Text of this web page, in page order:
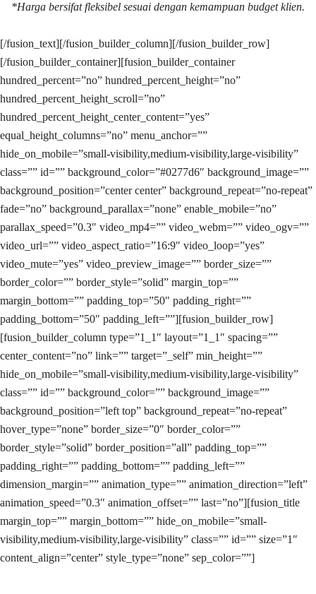
*Harga bersifat fleksibel sesuai dengan kemampuan budget klien.
[/fusion_text][/fusion_builder_column][/fusion_builder_row]
[/fusion_builder_container][fusion_builder_container
hundred_percent=”no” hundred_percent_height=”no”
hundred_percent_height_scroll=”no”
hundred_percent_height_center_content=”yes”
equal_height_columns=”no” menu_anchor=””
hide_on_mobile=”small-visibility,medium-visibility,large-visibility”
class=”” id=”” background_color=”#0277d6″ background_image=””
background_position=”center center” background_repeat=”no-repeat”
fade=”no” background_parallax=”none” enable_mobile=”no”
parallax_speed=”0.3″ video_mp4=”” video_webm=”” video_ogv=””
video_url=”” video_aspect_ratio=”16:9″ video_loop=”yes”
video_mute=”yes” video_preview_image=”” border_size=””
border_color=”” border_style=”solid” margin_top=””
margin_bottom=”” padding_top=”50″ padding_right=””
padding_bottom=”50″ padding_left=””][fusion_builder_row]
[fusion_builder_column type=”1_1″ layout=”1_1″ spacing=””
center_content=”no” link=”” target=”_self” min_height=””
hide_on_mobile=”small-visibility,medium-visibility,large-visibility”
class=”” id=”” background_color=”” background_image=””
background_position=”left top” background_repeat=”no-repeat”
hover_type=”none” border_size=”0″ border_color=””
border_style=”solid” border_position=”all” padding_top=””
padding_right=”” padding_bottom=”” padding_left=””
dimension_margin=”” animation_type=”” animation_direction=”left”
animation_speed=”0.3″ animation_offset=”” last=”no”][fusion_title
margin_top=”” margin_bottom=”” hide_on_mobile=”small-
visibility,medium-visibility,large-visibility” class=”” id=”” size=”1″
content_align=”center” style_type=”none” sep_color=””]